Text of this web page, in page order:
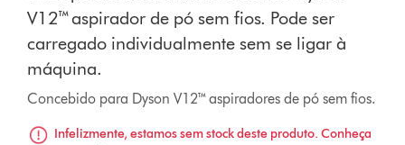
V12™ aspirador de pó sem fios. Pode ser
carregado individualmente sem se ligar à
máquina.
Concebido para Dyson V12™ aspiradores de pó sem fios.
Infelizmente, estamos sem stock deste produto. Conheça